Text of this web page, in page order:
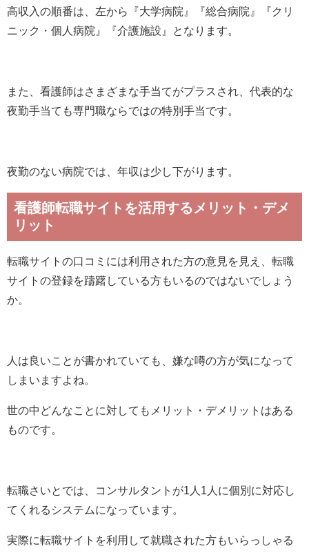
高収入の順番は、左から『大学病院』『総合病院』『クリ
ニック・個人病院』『介護施設』となります。
また、看護師はさまざまな手当てがプラスされ、代表的な
夜勤手当ても専門職ならではの特別手当です。
夜勤のない病院では、年収は少し下がります。
看護師転職サイトを活用するメリット・デメ
リット
転職サイトの口コミには利用された方の意見を見え、転職
サイトの登録を躊躇している方もいるのではないでしょう
か。
人は良いことが書かれていても、嫌な噂の方が気になって
しまいますよね。
世の中どんなことに対してもメリット・デメリットはある
ものです。
転職さいとでは、コンサルタントが1人1人に個別に対応し
てくれるシステムになっています。
実際に転職サイトを利用して就職された方もいらっしゃる